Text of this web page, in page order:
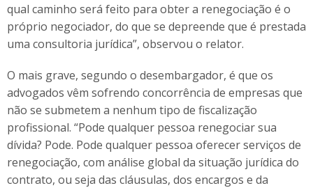
qual caminho será feito para obter a renegociação é o
próprio negociador, do que se depreende que é prestada
uma consultoria jurídica”, observou o relator.
O mais grave, segundo o desembargador, é que os
advogados vêm sofrendo concorrência de empresas que
não se submetem a nenhum tipo de fiscalização
profissional. “Pode qualquer pessoa renegociar sua
dívida? Pode. Pode qualquer pessoa oferecer serviços de
renegociação, com análise global da situação jurídica do
contrato, ou seja das cláusulas, dos encargos e da